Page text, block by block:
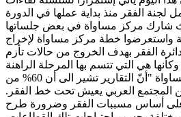
لجنة الفقر منذ بداية عملها في الدورة
حيث شارك مركز مساواة في بعض جلساتها
واستعرضوا خطة مركز مساواة لإخراج
الفقر بهدف الخروج من حالات تأزم
وأكد اياد سنونو من مركز مساواة "أنّ التقارير تشير الى أن 60% من
العرب و 53% من المجتمع العربي يعيش تحت خط الفقر.
أساس مسببات الفقر وضرورة طرح